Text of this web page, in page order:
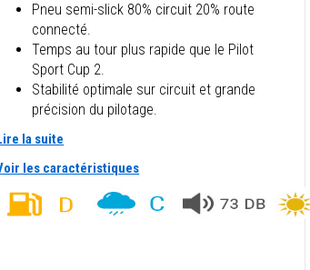
Pneu semi-slick 80% circuit 20% route
connecté.
Temps au tour plus rapide que le Pilot
Sport Cup 2.
Stabilité optimale sur circuit et grande
précision du pilotage.
la suite
les caractéristiques